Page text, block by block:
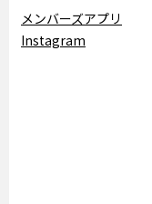
メンバーズアプリ
Instagram